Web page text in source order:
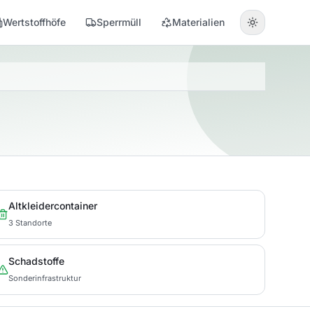
Wertstoffhöfe Sperrmüll Materialien
Altkleidercontainer
3 Standorte
Schadstoffe
Sonderinfrastruktur